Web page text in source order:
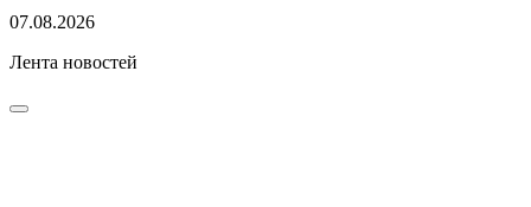
07.08.2026
Лента новостей